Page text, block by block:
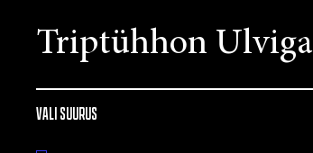
Triptühhon Ulviga
VALI SUURUS